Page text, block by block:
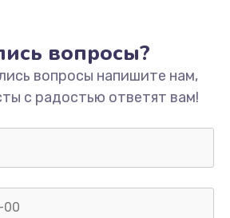
вопросы?
вопросы напишите нам,
с радостью ответят вам!